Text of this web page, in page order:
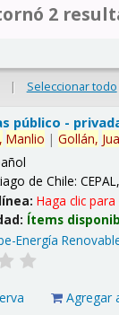
2
| Seleccionar todo
público -
Manlio |Gollán,
de Chile:
Haga clic
Ítems
Energía
Agregar